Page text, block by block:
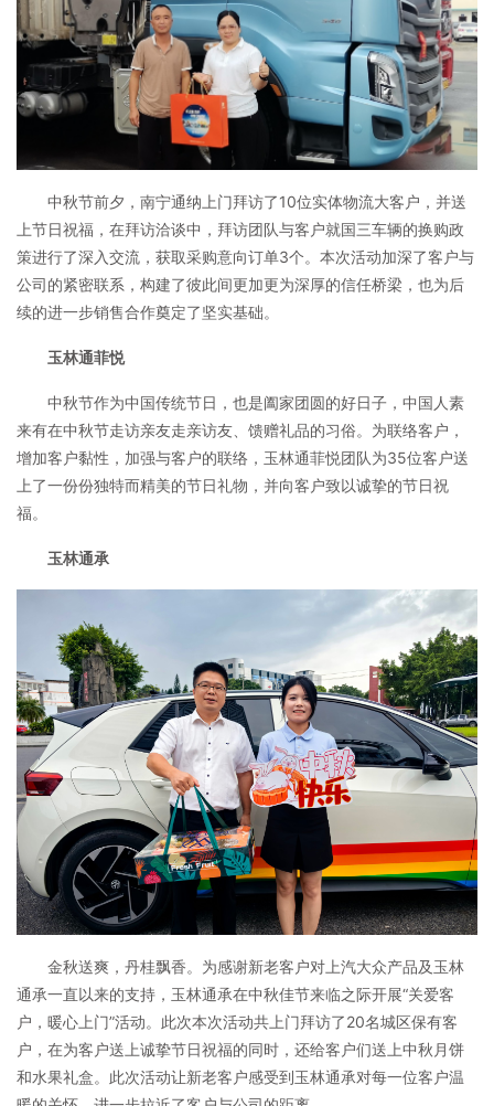
中秋节前夕，南宁通纳上门拜访了10位实体物流大客户，并送
上节日祝福，在拜访洽谈中，拜访团队与客户就国三车辆的换购政
策进行了深入交流，获取采购意向订单3个。本次活动加深了客户与
公司的紧密联系，构建了彼此间更加更为深厚的信任桥梁，也为后
续的进一步销售合作奠定了坚实基础。
玉林通菲悦
中秋节作为中国传统节日，也是阖家团圆的好日子，中国人素
来有在中秋节走访亲友走亲访友、馈赠礼品的习俗。为联络客户，
增加客户黏性，加强与客户的联络，玉林通菲悦团队为35位客户送
上了一份份独特而精美的节日礼物，并向客户致以诚挚的节日祝
福。
玉林通承
金秋送爽，丹桂飘香。为感谢新老客户对上汽大众产品及玉林
通承一直以来的支持，玉林通承在中秋佳节来临之际开展“关爱客
户，暖心上门”活动。此次本次活动共上门拜访了20名城区保有客
户，在为客户送上诚挚节日祝福的同时，还给客户们送上中秋月饼
和水果礼盒。此次活动让新老客户感受到玉林通承对每一位客户温